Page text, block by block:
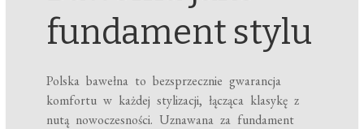
fundament stylu
Polska bawełna to bezsprzecznie gwarancja
komfortu w każdej stylizacji, łącząca klasykę z
nutą nowoczesności. Uznawana za fundament